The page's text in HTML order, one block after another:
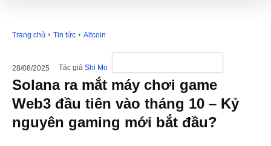
Trang chủ Tin tức Altcoin
28/08/2025 Tác giả Shi Mo
Solana ra mắt máy chơi game
Web3 đầu tiên vào tháng 10 – Kỷ
nguyên gaming mới bắt đầu?